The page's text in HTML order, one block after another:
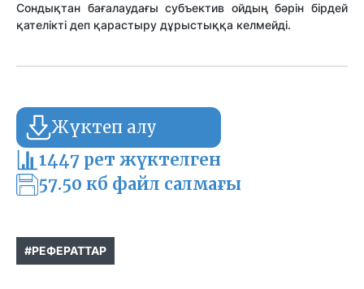
Сондықтан бағалаудағы субъектив ойдың бəрін бірдей
қателікті деп қарастыру дұрыстыққа келмейді.
Жүктеп алу
1447 рет жүктелген
57.50 кб файл салмағы
#РЕФЕРАТТАР